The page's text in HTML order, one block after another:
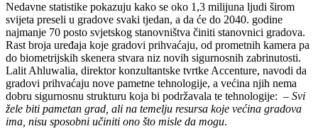
Nedavne statistike pokazuju kako se oko 1,3 milijuna ljudi širom
svijeta preseli u gradove svaki tjedan, a da će do 2040. godine
najmanje 70 posto svjetskog stanovništva činiti stanovnici gradova.
Rast broja uređaja koje gradovi prihvaćaju, od prometnih kamera pa
do biometrijskih skenera stvara niz novih sigurnosnih zabrinutosti.
Lalit Ahluwalia, direktor konzultantske tvrtke Accenture, navodi da
gradovi prihvaćaju nove pametne tehnologije, a većina njih nema
dobru sigurnosnu strukturu koja bi podržavala te tehnologije: – Svi
žele biti pametan grad, ali na temelju resursa koje većina gradova
ima, nisu sposobni učiniti ono što misle da mogu.